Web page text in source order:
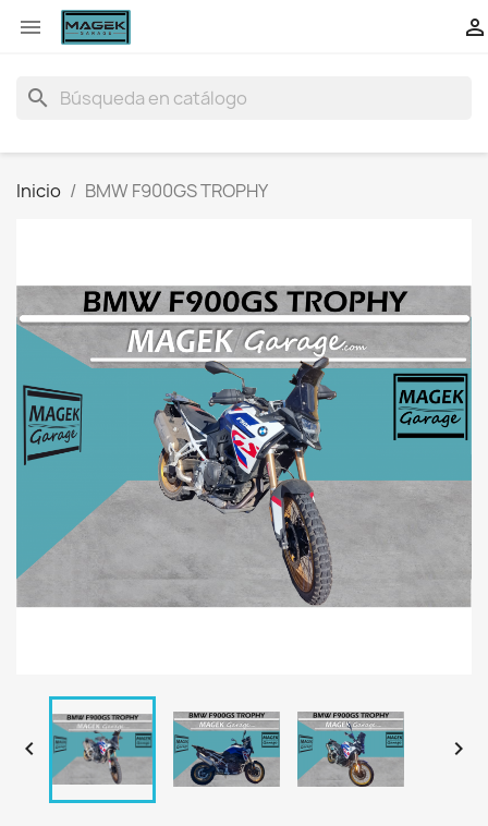
 
search
Inicio BMW F900GS TROPHY
 